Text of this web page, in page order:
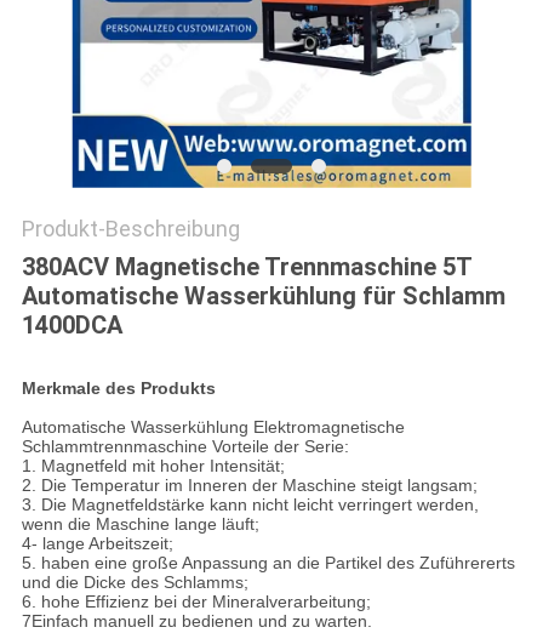
Produkt-Beschreibung
380ACV Magnetische Trennmaschine 5T
Automatische Wasserkühlung für Schlamm
1400DCA
Merkmale des Produkts
Automatische Wasserkühlung Elektromagnetische
Schlammtrennmaschine Vorteile der Serie:
1. Magnetfeld mit hoher Intensität;
2. Die Temperatur im Inneren der Maschine steigt langsam;
3. Die Magnetfeldstärke kann nicht leicht verringert werden,
wenn die Maschine lange läuft;
4- lange Arbeitszeit;
5. haben eine große Anpassung an die Partikel des Zuführererts
und die Dicke des Schlamms;
6. hohe Effizienz bei der Mineralverarbeitung;
7Einfach manuell zu bedienen und zu warten.